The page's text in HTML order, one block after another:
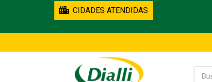
CIDADES ATENDIDAS